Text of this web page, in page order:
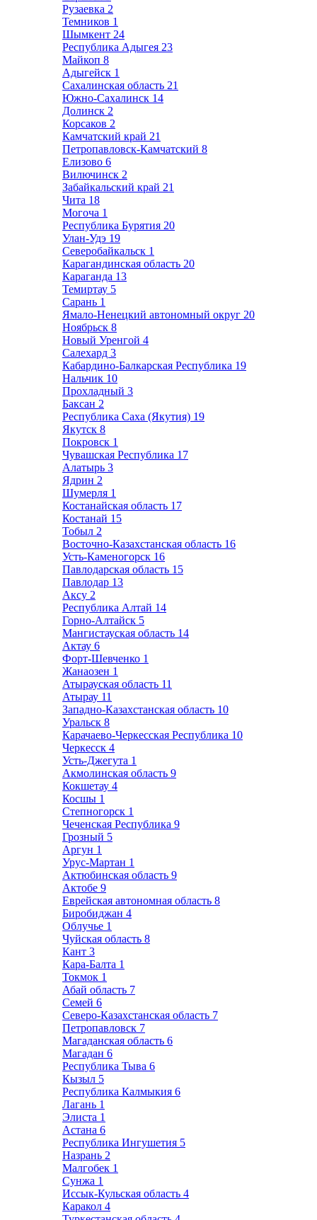
Рузаевка 2
Темников 1
Шымкент 24
Республика Адыгея 23
Майкоп 8
Адыгейск 1
Сахалинская область 21
Южно-Сахалинск 14
Долинск 2
Корсаков 2
Камчатский край 21
Петропавловск-Камчатский 8
Елизово 6
Вилючинск 2
Забайкальский край 21
Чита 18
Могоча 1
Республика Бурятия 20
Улан-Удэ 19
Северобайкальск 1
Карагандинская область 20
Караганда 13
Темиртау 5
Сарань 1
Ямало-Ненецкий автономный округ 20
Ноябрьск 8
Новый Уренгой 4
Салехард 3
Кабардино-Балкарская Республика 19
Нальчик 10
Прохладный 3
Баксан 2
Республика Саха (Якутия) 19
Якутск 8
Покровск 1
Чувашская Республика 17
Алатырь 3
Ядрин 2
Шумерля 1
Костанайская область 17
Костанай 15
Тобыл 2
Восточно-Казахстанская область 16
Усть-Каменогорск 16
Павлодарская область 15
Павлодар 13
Аксу 2
Республика Алтай 14
Горно-Алтайск 5
Мангистауская область 14
Актау 6
Форт-Шевченко 1
Жанаозен 1
Атырауская область 11
Атырау 11
Западно-Казахстанская область 10
Уральск 8
Карачаево-Черкесская Республика 10
Черкесск 4
Усть-Джегута 1
Акмолинская область 9
Кокшетау 4
Косшы 1
Степногорск 1
Чеченская Республика 9
Грозный 5
Аргун 1
Урус-Мартан 1
Актюбинская область 9
Актобе 9
Еврейская автономная область 8
Биробиджан 4
Облучье 1
Чуйская область 8
Кант 3
Кара-Балта 1
Токмок 1
Абай область 7
Семей 6
Северо-Казахстанская область 7
Петропавловск 7
Магаданская область 6
Магадан 6
Республика Тыва 6
Кызыл 5
Республика Калмыкия 6
Лагань 1
Элиста 1
Астана 6
Республика Ингушетия 5
Назрань 2
Малгобек 1
Сунжа 1
Иссык-Кульская область 4
Каракол 4